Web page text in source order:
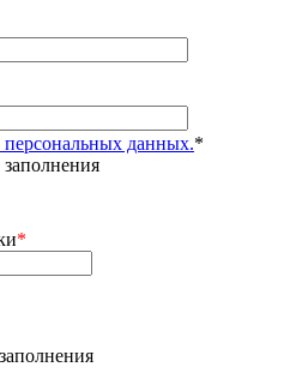
персональных данных.*
заполнения
*